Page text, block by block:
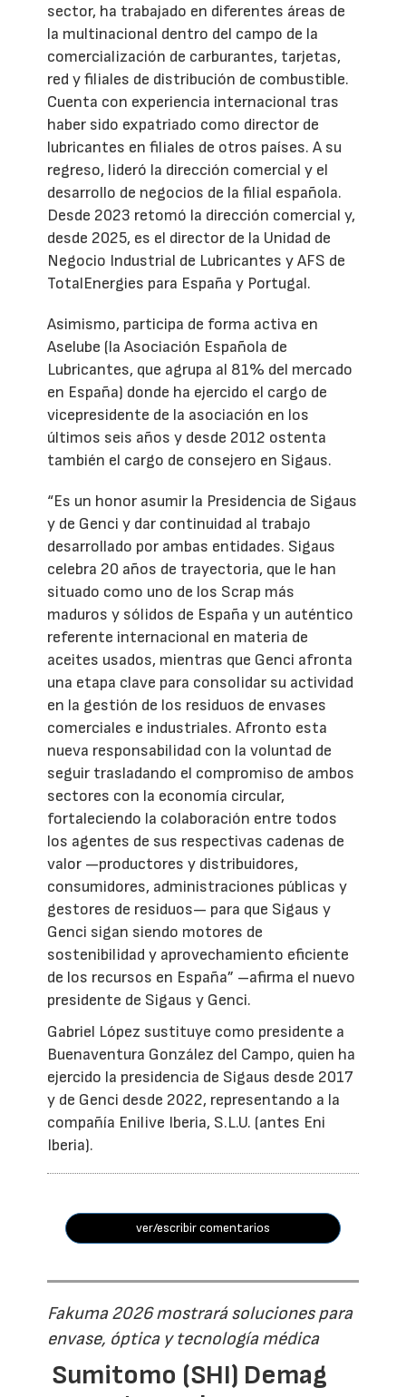
sector, ha trabajado en diferentes áreas de
la multinacional dentro del campo de la
comercialización de carburantes, tarjetas,
red y filiales de distribución de combustible.
Cuenta con experiencia internacional tras
haber sido expatriado como director de
lubricantes en filiales de otros países. A su
regreso, lideró la dirección comercial y el
desarrollo de negocios de la filial española.
Desde 2023 retomó la dirección comercial y,
desde 2025, es el director de la Unidad de
Negocio Industrial de Lubricantes y AFS de
TotalEnergies para España y Portugal.
Asimismo, participa de forma activa en
Aselube (la Asociación Española de
Lubricantes, que agrupa al 81% del mercado
en España) donde ha ejercido el cargo de
vicepresidente de la asociación en los
últimos seis años y desde 2012 ostenta
también el cargo de consejero en Sigaus.
“Es un honor asumir la Presidencia de Sigaus
y de Genci y dar continuidad al trabajo
desarrollado por ambas entidades. Sigaus
celebra 20 años de trayectoria, que le han
situado como uno de los Scrap más
maduros y sólidos de España y un auténtico
referente internacional en materia de
aceites usados, mientras que Genci afronta
una etapa clave para consolidar su actividad
en la gestión de los residuos de envases
comerciales e industriales. Afronto esta
nueva responsabilidad con la voluntad de
seguir trasladando el compromiso de ambos
sectores con la economía circular,
fortaleciendo la colaboración entre todos
los agentes de sus respectivas cadenas de
valor —productores y distribuidores,
consumidores, administraciones públicas y
gestores de residuos— para que Sigaus y
Genci sigan siendo motores de
sostenibilidad y aprovechamiento eficiente
de los recursos en España” –afirma el nuevo
presidente de Sigaus y Genci.
Gabriel López sustituye como presidente a
Buenaventura González del Campo, quien ha
ejercido la presidencia de Sigaus desde 2017
y de Genci desde 2022, representando a la
compañía Enilive Iberia, S.L.U. (antes Eni
Iberia).
ver/escribir comentarios
Fakuma 2026 mostrará soluciones para
envase, óptica y tecnología médica
Sumitomo (SHI) Demag